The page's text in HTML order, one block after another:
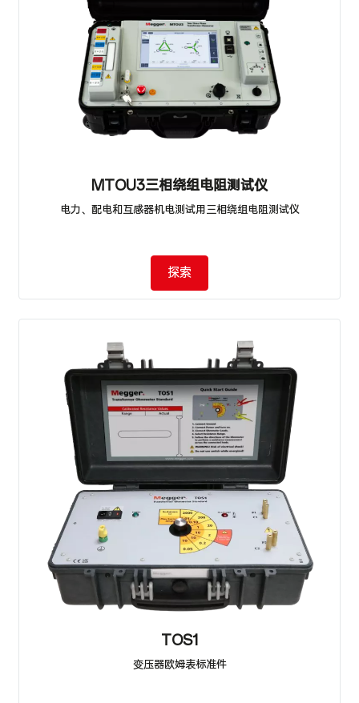
MTOU3三相绕组电阻测试仪
电力、配电和互感器机电测试用三相绕组电阻测试仪
探索
TOS1
变压器欧姆表标准件